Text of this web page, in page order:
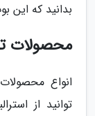
بدانید که این
محصولات
انواع
توانید از